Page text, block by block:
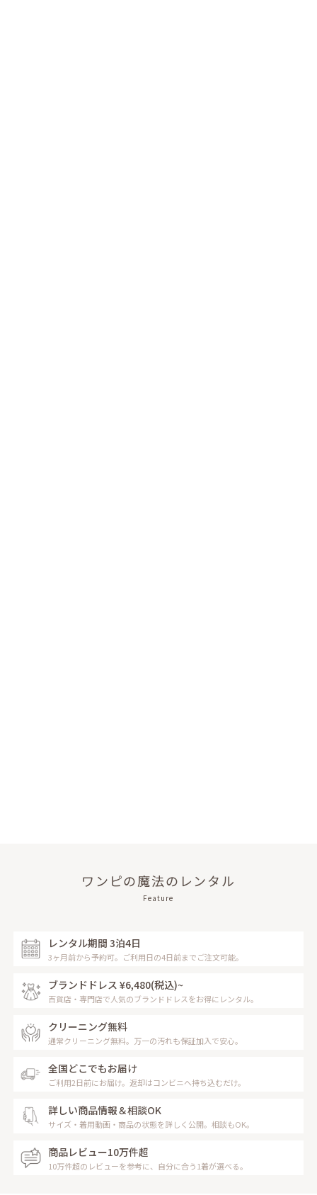
ワンピの魔法のレンタル
Feature
レンタル期間 3泊4日
3ヶ月前から予約可。ご利用日の4日前までご注文可能。
ブランドドレス ¥6,480(税込)~
百貨店・専門店で人気のブランドドレスをお得にレンタル。
クリーニング無料
通常クリーニング無料。万一の汚れも保証加入で安心。
全国どこでもお届け
ご利用2日前にお届け。返却はコンビニへ持ち込むだけ。
詳しい商品情報＆相談OK
サイズ・着用動画・商品の状態を詳しく公開。相談もOK。
商品レビュー10万件超
10万件超のレビューを参考に、自分に合う1着が選べる。